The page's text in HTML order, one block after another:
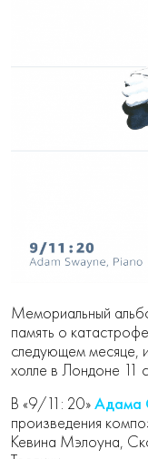
Мемориальный
память о
следующем месяце,
холле в Лондоне 11
В «9/11: 20»Адама
произведения
Кевина Мэлоуна,